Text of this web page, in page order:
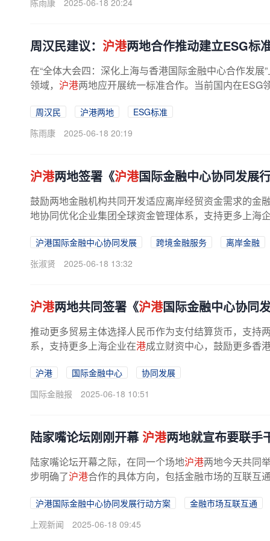
陈雨康 2025-06-18 20:24
周汉民建议： 沪港两地合作推动建立ESG标
在“全体大会四：深化上海与香港国际金融中心合作发
领域， 沪港两地应开展统一标准合作。当前国内在ESG
周汉民 沪港两地
ESG标准
陈雨康
2025-06-18 20:19
沪港两地签署《沪港国际金融中心协同发展
鼓励两地金融机构共同开发适应离岸经贸资金需求的金
地协同优化企业集团全球资金管理体系，支持更多上海
沪港国际金融中心协同发展 跨境金融服务
离岸金融
张淑贤
2025-06-18 13:32
沪港两地共同签署《沪港国际金融中心协同
推动更多贸易主体选择人民币作为支付结算货币，支持
系，支持更多上海企业在港成立财资中心，鼓励更多香
沪港 国际金融中心
协同发展
国际金融报
2025-06-18 10:51
陆家嘴论坛刚刚开幕沪港两地就宣布要联手
陆家嘴论坛开幕之际，在同一个场地沪港两地今天共同
步明确了沪港合作的具体方向，包括金融市场的互联互
沪港国际金融中心协同发展行动方案
金融市场互联互通
上观新闻
2025-06-18 09:45